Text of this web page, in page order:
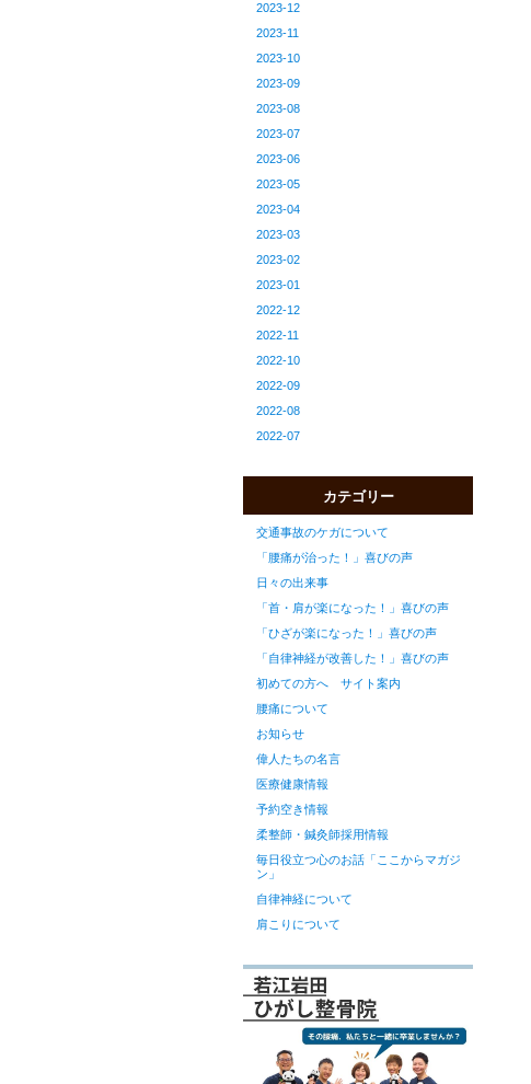
2023-12
2023-11
2023-10
2023-09
2023-08
2023-07
2023-06
2023-05
2023-04
2023-03
2023-02
2023-01
2022-12
2022-11
2022-10
2022-09
2022-08
2022-07
カテゴリー
交通事故のケガについて
「腰痛が治った！」喜びの声
日々の出来事
「首・肩が楽になった！」喜びの声
「ひざが楽になった！」喜びの声
「自律神経が改善した！」喜びの声
初めての方へ サイト案内
腰痛について
お知らせ
偉人たちの名言
医療健康情報
予約空き情報
柔整師・鍼灸師採用情報
毎日役立つ心のお話「ここからマガジ
ン」
自律神経について
肩こりについて